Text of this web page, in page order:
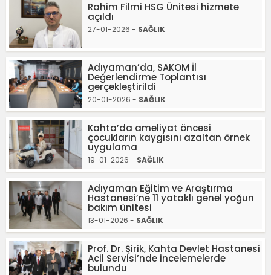
Rahim Filmi HSG Ünitesi hizmete
açıldı
27-01-2026 - SAĞLIK
Adıyaman’da, SAKOM İl
Değerlendirme Toplantısı
gerçekleştirildi
20-01-2026 - SAĞLIK
Kahta’da ameliyat öncesi
çocukların kaygısını azaltan örnek
uygulama
19-01-2026 - SAĞLIK
Adıyaman Eğitim ve Araştırma
Hastanesi’ne 11 yataklı genel yoğun
bakım ünitesi
13-01-2026 - SAĞLIK
Prof. Dr. Şirik, Kahta Devlet Hastanesi
Acil Servisi’nde incelemelerde
bulundu